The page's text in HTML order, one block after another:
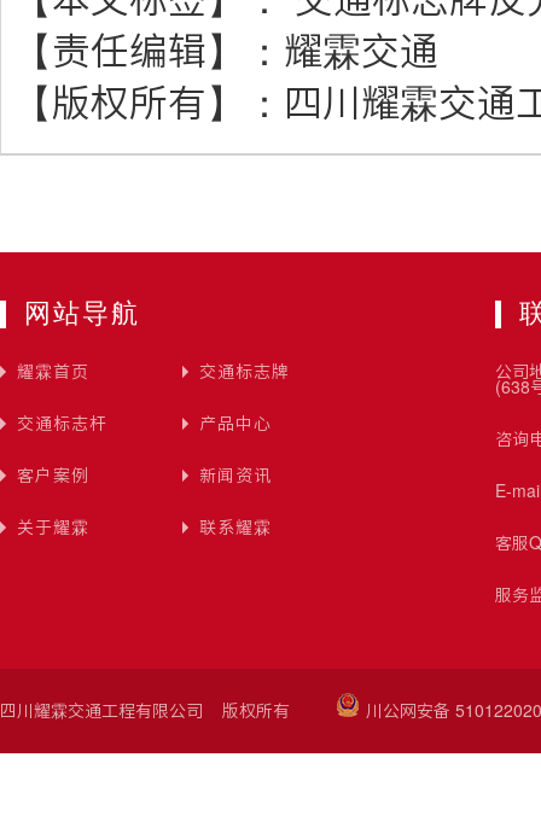
【责任编辑】： 耀霖交通
【版权所有】： 四川耀霖交通
网站导航
耀霖首页 交通标志牌
交通标志杆 产品中心
客户案例 新闻资讯
关于耀霖 联系耀霖
公司
(638
咨询
E-
客服
服务
四川耀霖交通工程有限公司 版权所有 川公网安备